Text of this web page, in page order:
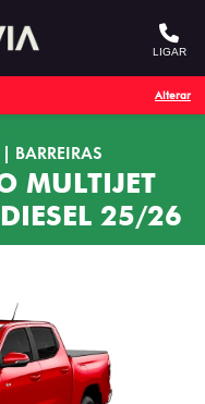
LIGAR
Alterar
BARREIRAS
MULTIJET
25/26